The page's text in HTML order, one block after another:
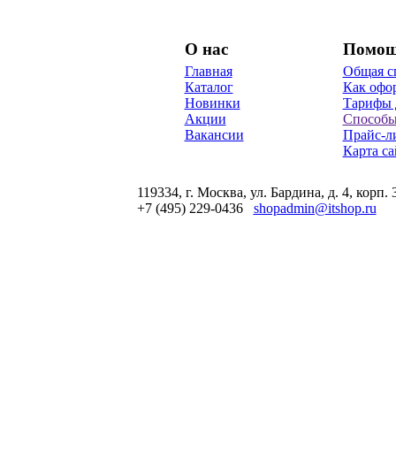
О нас
Главная
Каталог
Новинки
Акции
Вакансии
Общая
Как
Тарифы
Прайс-
Карта
119334, г. Москва, ул. Бардина, д. 4, корп.
+7 (495) 229-0436 shopadmin@itshop.ru